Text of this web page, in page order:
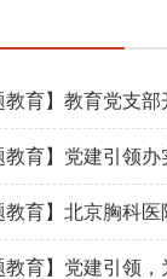
教育】教育党支
教育】党建引领
教育】北京胸科
教育】党建引领